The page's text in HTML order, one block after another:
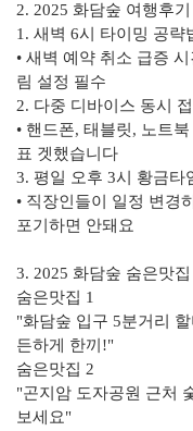
2. 2025 화담숲 여행후기
1. 새벽 6시 타이밍 공략
• 새벽 예약 취소 급증
림 설정 필수
2. 다중 디바이스 동시
• 핸드폰, 태블릿, 노트
표 겟했습니다
3. 평일 오후 3시 황금타
• 직장인들이 일정 변경
포기하면 안돼요
3. 2025 화담숲 숨은맛집
숨은맛집 1
"화담숲 입구 5분거리
든하게 한끼!"
숨은맛집 2
"곤지암 도자공원 근처
보세요"